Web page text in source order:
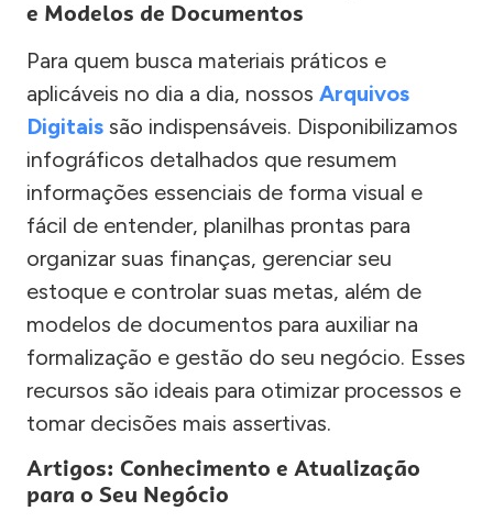
e Modelos de Documentos
Para quem busca materiais práticos e
aplicáveis no dia a dia, nossos Arquivos
Digitais são indispensáveis. Disponibilizamos
infográficos detalhados que resumem
informações essenciais de forma visual e
fácil de entender, planilhas prontas para
organizar suas finanças, gerenciar seu
estoque e controlar suas metas, além de
modelos de documentos para auxiliar na
formalização e gestão do seu negócio. Esses
recursos são ideais para otimizar processos e
tomar decisões mais assertivas.
Artigos: Conhecimento e Atualização
para o Seu Negócio